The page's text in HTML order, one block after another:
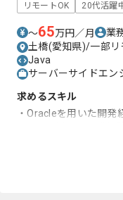
リモートOK 20代活躍
〜65万円／月 業
土橋(愛知県)/一部リ
Java
サーバーサイドエン
求めるスキル
・Oracleを用いた開発